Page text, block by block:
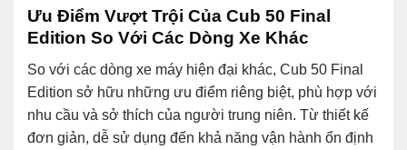
Ưu Điểm Vượt Trội Của Cub 50 Final
Edition So Với Các Dòng Xe Khác
So với các dòng xe máy hiện đại khác, Cub 50 Final
Edition sở hữu những ưu điểm riêng biệt, phù hợp với
nhu cầu và sở thích của người trung niên. Từ thiết kế
đơn giản, dễ sử dụng đến khả năng vận hành ổn định